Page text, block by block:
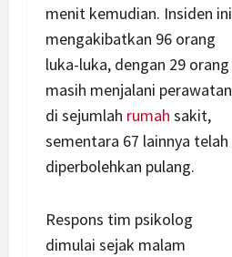
menit kemudian. Insiden ini
mengakibatkan 96 orang
luka-luka, dengan 29 orang
masih menjalani perawatan
di sejumlah rumah sakit,
sementara 67 lainnya telah
diperbolehkan pulang.
Respons tim psikolog
dimulai sejak malam